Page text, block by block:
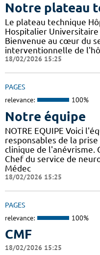
Notre plateau
Le plateau technique
Hospitalier
Bienvenue au cœur du
interventionnelle de
18/02/2026 15:25
PAGES
relevance: 100%
Notre équipe
NOTRE EQUIPE Voici
responsables de la
clinique de l'anévrisme.
Chef du service de
Médec
18/02/2026 15:25
PAGES
relevance: 100%
CMF
18/02/2026 15:25